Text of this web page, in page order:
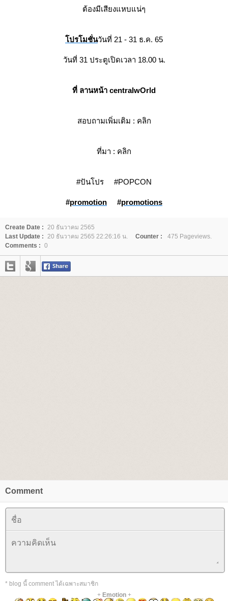
ต้องมีเสียงแหบแน่ๆ
ปรโมชั่นวันที่ 21 - 31 ธ.ค. 65
วันที่ 31 ประตูเปิดเวลา 18.00 น.
ที่ ลานหน้า centralwOrld
สอบถามเพิ่มเติม : คลิก
ที่มา : คลิก
#ปันโปร #POPCON
#promotion #promotions
Create Date : 20 ธันวาคม 2565
Last Update : 20 ธันวาคม 2565 22:26:16 น. Counter :
475 Pageviews.
Comments : 0
Comment
* blog นี้ comment ได้เฉพาะสมาชิก
+ Emotion+